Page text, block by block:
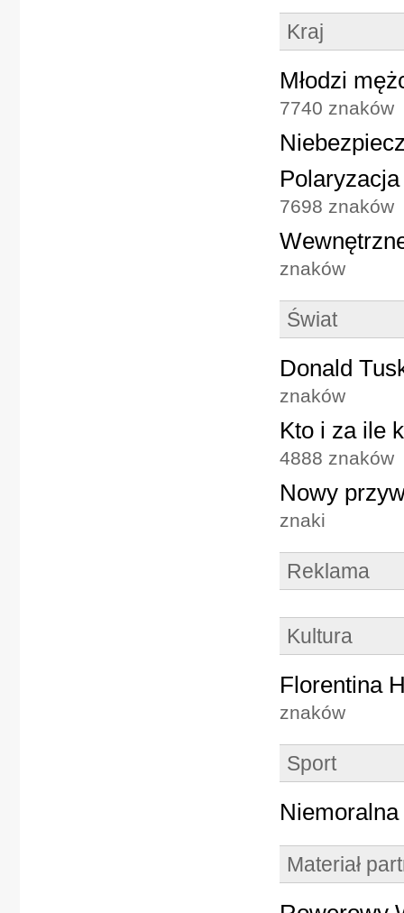
Kraj
Młodzi
7740 znaków
7698 znaków
znaków
Świat
Donald
znaków
Kto i za ile
4888 znaków
Nowy
znaki
Reklama
Kultura
Florentina
znaków
Sport
Materiał